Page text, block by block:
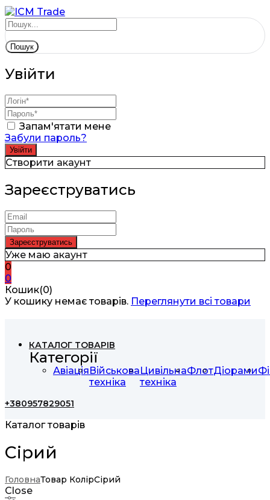
Пошук
Увійти
Запам'ятати мене
Забули пароль?
Створити акаунт
Зареєструватись
Уже маю акаунт
0
0
Кошик(0)
У кошику немає товарів. Переглянути всі товари
КАТАЛОГ ТОВАРІВ
Категорії
АвіаціяВійськова
техніка
Цивільна
техніка
ФлотДіорами
+380957829051
Каталог товарів
Сірий
ГоловнаТовар КолірСірий
Close